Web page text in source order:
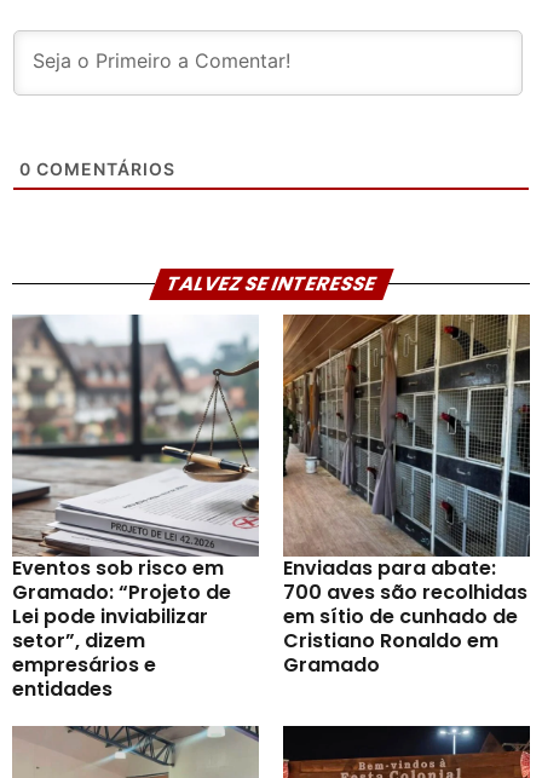
0 COMENTÁRIOS
TALVEZ SE INTERESSE
Eventos sob risco em
Gramado: “Projeto de
Lei pode inviabilizar
setor”, dizem
empresários e
entidades
Enviadas para abate:
700 aves são recolhidas
em sítio de cunhado de
Cristiano Ronaldo em
Gramado